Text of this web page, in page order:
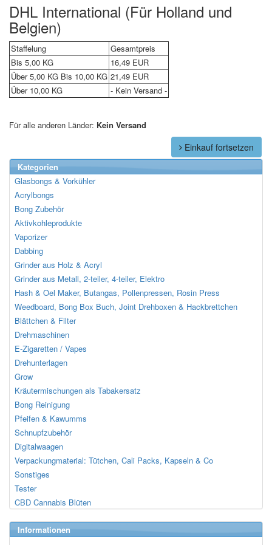
DHL International (Für Holland und
Belgien)
Staffelung
Gesamtpreis
Bis 5,00 KG
16,49 EUR
Über5,00 KG Bis 10,00 KG 21,49 EUR
Über 10,00 KG - Kein Versand -
Für alle anderen Länder: Kein Versand
Einkauf fortsetzen
Kategorien
Glasbongs & Vorkühler
Acrylbongs
Bong Zubehör
Aktivkohleprodukte
Vaporizer
Dabbing
Grinder aus Holz & Acryl
Grinder aus Metall, 2-teiler, 4-teiler, Elektro
Hash & Oel Maker, Butangas, Pollenpressen, Rosin Press
Weedboard, Bong Box Buch, Joint Drehboxen & Hackbrettchen
Blättchen & Filter
Drehmaschinen
E-Zigaretten / Vapes
Drehunterlagen
Grow
Kräutermischungen als Tabakersatz
Bong Reinigung
Pfeifen & Kawumms
Schnupfzubehör
Digitalwaagen
Verpackungmaterial: Tütchen, Cali Packs, Kapseln & Co
Sonstiges
Tester
CBD Cannabis Blüten
Informationen